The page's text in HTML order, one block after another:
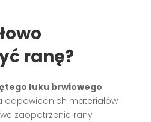
ranę?
łuku brwiowego
materiałów
zaopatrzenie rany